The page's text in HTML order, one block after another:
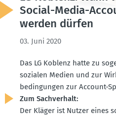
Social-Media-
werden dürfen
03. Juni 2020
Das LG Koblenz hatte zu
sozialen Medien und zur
be­din­gungen zur Account-
Zum Sachverhalt:
Der Kläger ist Nutzer eines